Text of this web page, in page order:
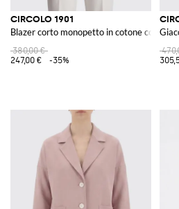
CIRCOLO 1901
Blazer corto monopetto in cotone con
380,00 €
247,00 €
-35%